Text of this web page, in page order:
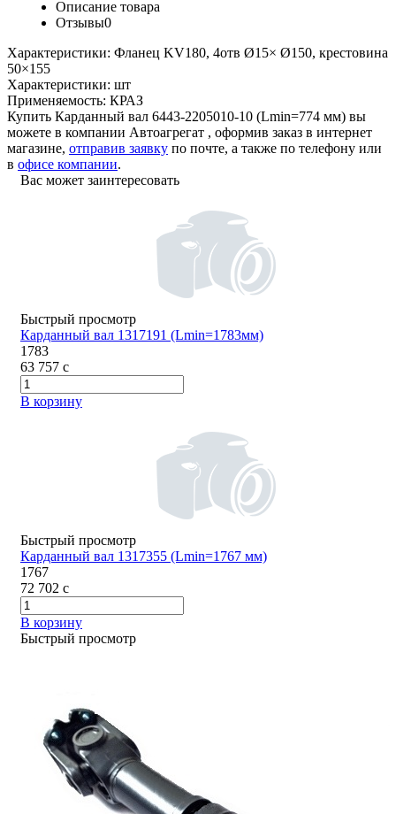
Описание товара
Отзывы0
Характеристики: Фланец KV180, 4отв Ø15× Ø150, крестовина
50×155
Характеристики: шт
Применяемость: КРАЗ
Купить Карданный вал 6443-2205010-10 (Lmin=774 мм) вы
можете в компании Автоагрегат , оформив заказ в интернет
магазине, отправив заявку по почте, а также по телефону или
в офисе компании.
Вас может заинтересовать
Быстрый просмотр
Карданный вал 1317191 (Lmin=1783мм)
1783
63 757 c
В корзину
Быстрый просмотр
Карданный вал 1317355 (Lmin=1767 мм)
1767
72 702 c
В корзину
Быстрый просмотр